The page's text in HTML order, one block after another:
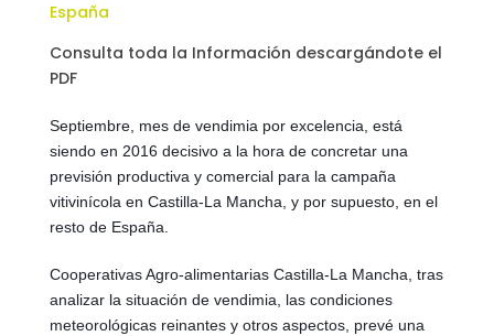
España
Consulta toda la Información descargándote el
PDF
Septiembre, mes de vendimia por excelencia, está
siendo en 2016 decisivo a la hora de concretar una
previsión productiva y comercial para la campaña
vitivinícola en Castilla-La Mancha, y por supuesto, en el
resto de España.
Cooperativas Agro-alimentarias Castilla-La Mancha, tras
analizar la situación de vendimia, las condiciones
meteorológicas reinantes y otros aspectos, prevé una